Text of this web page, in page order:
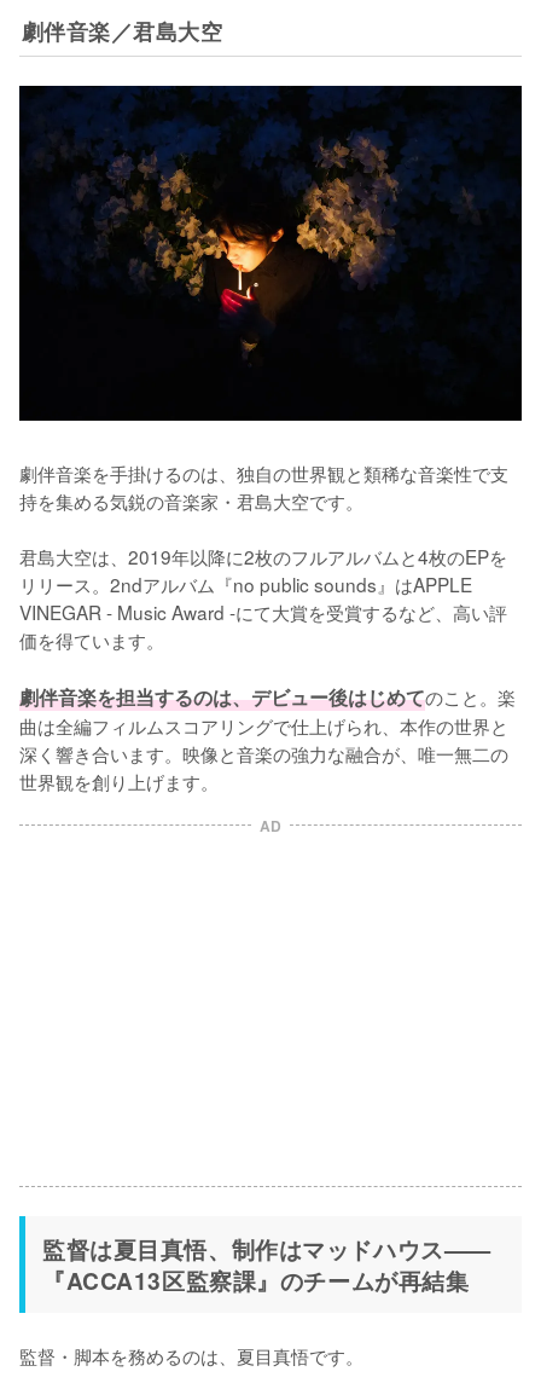
劇伴音楽／君島大空
劇伴音楽を手掛けるのは、独自の世界観と類稀な音楽性で支
持を集める気鋭の音楽家・君島大空です。
君島大空は、2019年以降に2枚のフルアルバムと4枚のEPを
リリース。2ndアルバム『no public sounds』はAPPLE
VINEGAR - Music Award -にて大賞を受賞するなど、高い評
価を得ています。
劇伴音楽を担当するのは、デビュー後はじめてのこと。楽
曲は全編フィルムスコアリングで仕上げられ、本作の世界と
深く響き合います。映像と音楽の強力な融合が、唯一無二の
世界観を創り上げます。
AD
監督は夏目真悟、制作はマッドハウス——
『ACCA13区監察課』のチームが再結集
監督・脚本を務めるのは、夏目真悟です。